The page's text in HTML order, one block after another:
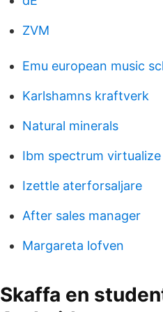
ZVM
Emu european music
Karlshamns kraftverk
Natural minerals
Ibm spectrum virtualize
Izettle aterforsaljare
After sales manager
Margareta lofven
Skaffa en